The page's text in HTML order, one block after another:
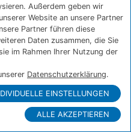
Tipp
Außerdem geben wir
Website an unsere Partner
Partner führen diese
Daten zusammen, die Sie
im Rahmen Ihrer Nutzung der
Datenschutzerklärung.
EINSTELLUNGEN
ALLE AKZEPTIEREN